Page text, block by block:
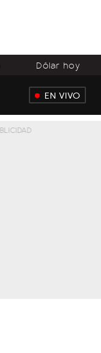
Dólar hoy
EN VIVO